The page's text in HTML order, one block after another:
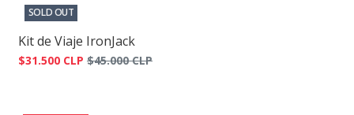
SOLD OUT
Kit de Viaje IronJack
$31.500 CLP $45.000 CLP